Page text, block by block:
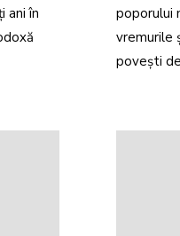
ani în
poporului
vremurile
povești